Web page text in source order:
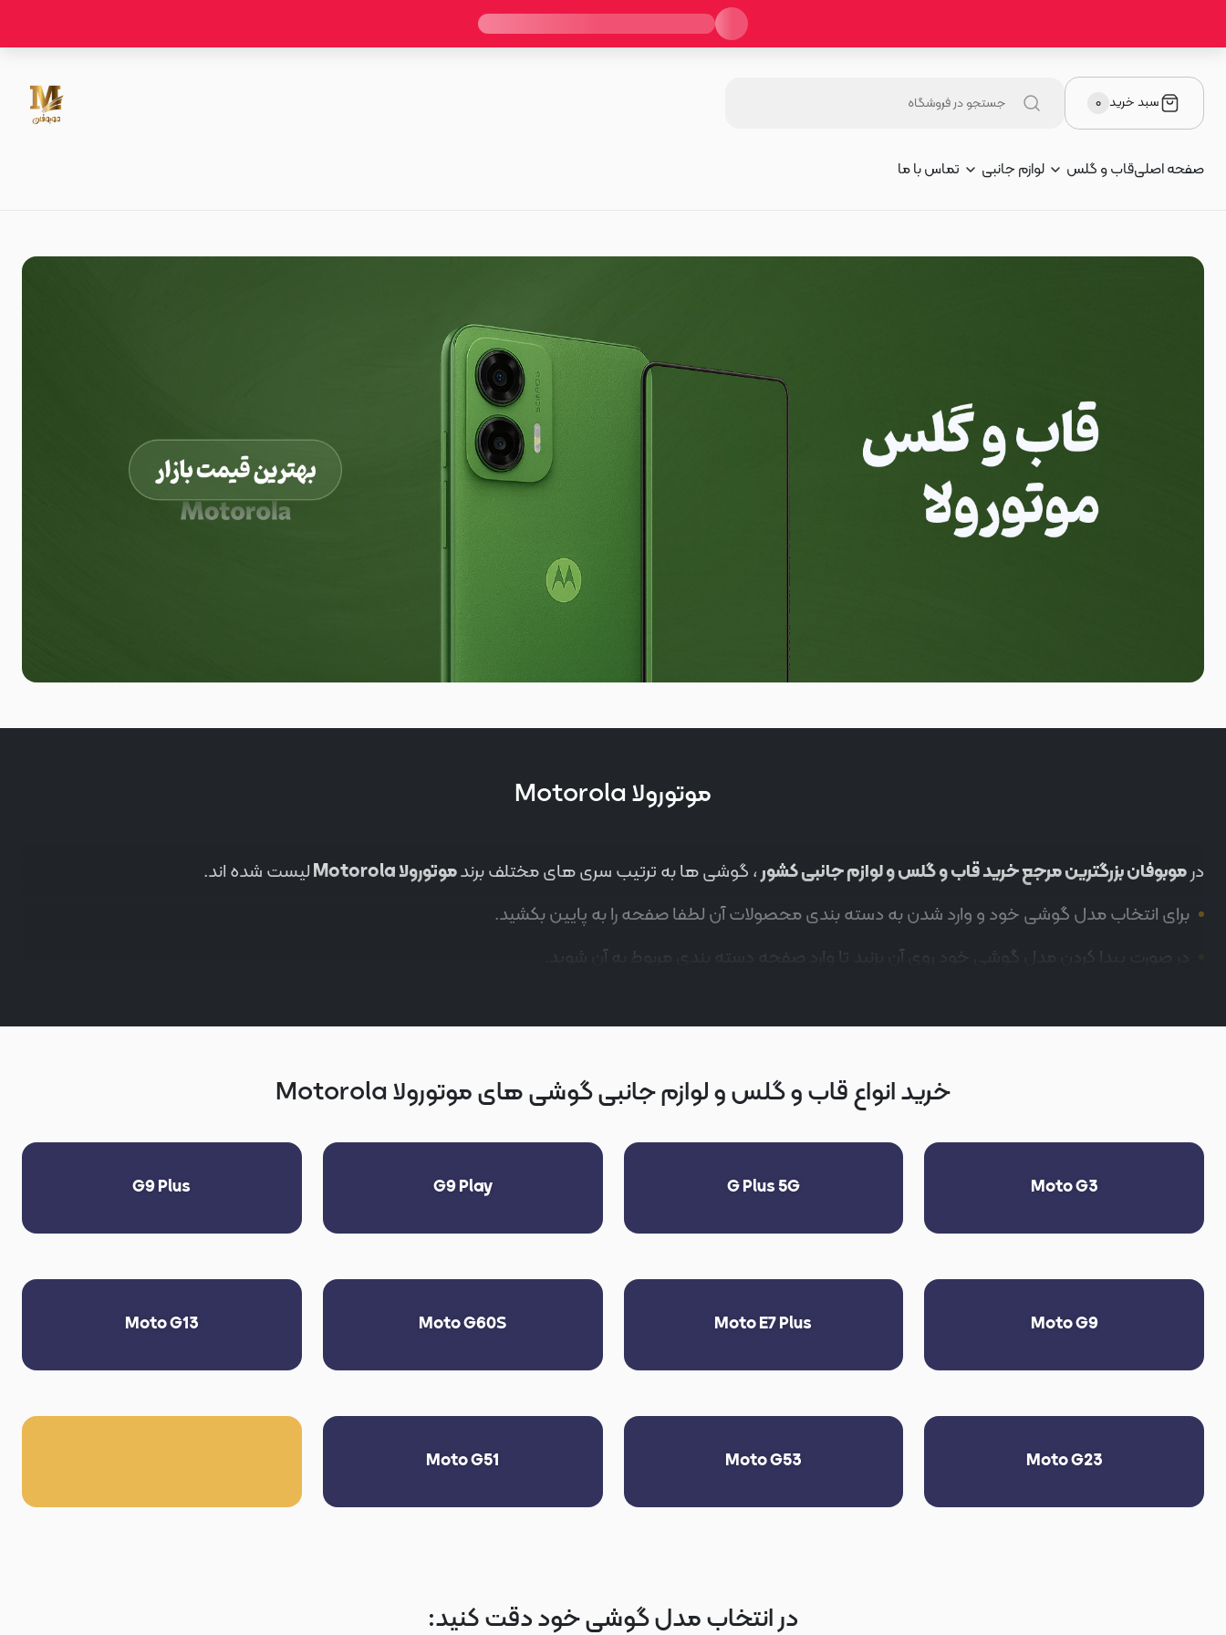
قاب و گلس برند موتورولا
سبد خرید ۰
صفحه اصلیقاب و گلس لوازم جانبی تماس با ما
موتورولا Motorola
درموبوفان بزرگترین مرجع خرید قاب و گلس و لوازم جانبی کشور، گوشی ها به ترتیب سری های مختلف برندموتورولا Motorola
لیست شده اند.
برای انتخاب مدل گوشی خود و وارد شدن به دسته بندی محصولات آن لطفا صفحه را به پایین بکشید.
در صورت پیدا کردن مدل گوشی خود روی آن بزنید تا وارد صفحه دسته بندی مربوط به آن شوید.
خرید انواع قاب و گلس و لوازم جانبی گوشی های موتورولا Motorola
Moto G3
G Plus 5G
G9 Play
G9 Plus
Moto G9
Moto E7 Plus
Moto G60S
Moto G13
Moto G23
Moto G53
Moto G51
در انتخاب مدل گوشی خود دقت کنید: